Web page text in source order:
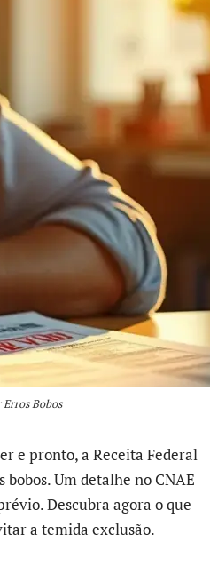
Bobos
e pronto, a Receita Federal
Um detalhe no CNAE
Descubra agora o que
a temida exclusão.